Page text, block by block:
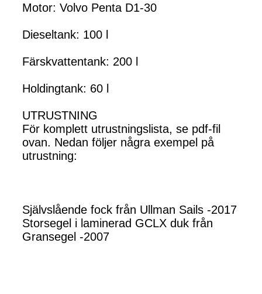
Motor: Volvo Penta D1-30
Dieseltank: 100 l
Färskvattentank: 200 l
Holdingtank: 60 l
UTRUSTNING
För komplett utrustningslista, se pdf-fil
ovan. Nedan följer några exempel på
utrustning:
Självslående fock från Ullman Sails -2017
Storsegel i laminerad GCLX duk från
Gransegel -2007